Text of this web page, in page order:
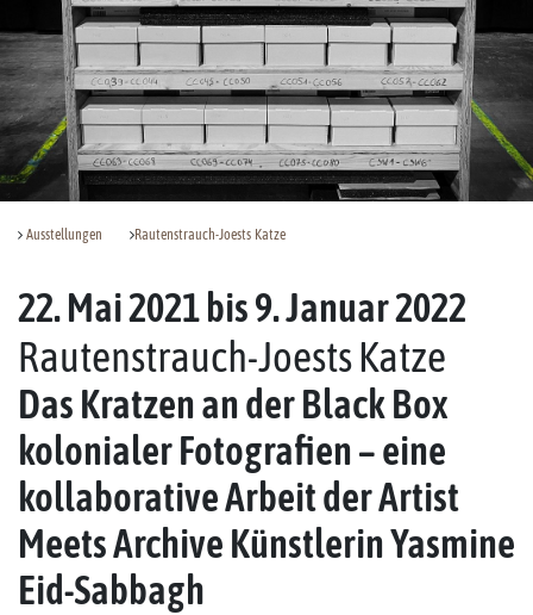
Ausstellungen Rautenstrauch-Joests Katze
22. Mai 2021 bis 9. Januar 2022
Rautenstrauch-Joests Katze
Das Kratzen an der Black Box
kolonialer Fotografien – eine
kollaborative Arbeit der Artist
Meets Archive Künstlerin Yasmine
Eid-Sabbagh